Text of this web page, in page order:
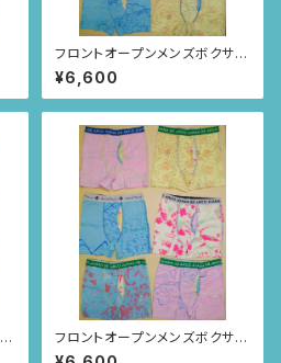
フロントオープンメンズボクサ
ー 25-30
¥6,600
フロントオープンメンズボクサ
ー 13-18